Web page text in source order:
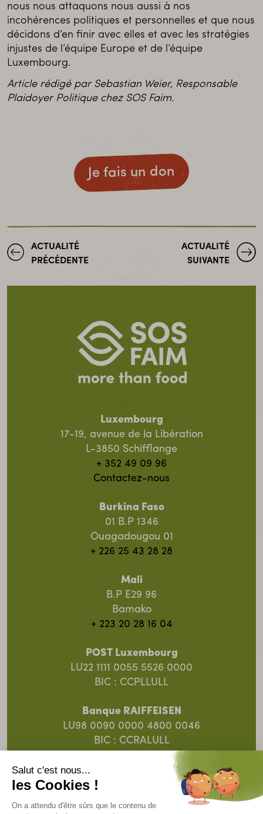
nous nous attaquons nous aussi à nos
incohérences politiques et personnelles et que nous
décidons d’en finir avec elles et avec les stratégies
injustes de l’équipe Europe et de l’équipe
Luxembourg.
Article rédigé par Sebastian Weier, Responsable
Plaidoyer Politique chez SOS Faim.
Je fais un don
ACTUALITÉ
PRÉCÉDENTE
ACTUALITÉ
SUIVANTE
Luxembourg
17-19, avenue de la Libération
L-3850 Schifflange
+ 352 49 09 96
Contactez-nous
Burkina Faso
01 B.P 1346
Ouagadougou 01
+ 226 25 43 28 28
Mali
B.P E29 96
Bamako
+ 223 20 28 16 04
POST Luxembourg
LU22 1111 0055 5526 0000
BIC : CCPLLULL
Banque RAIFFEISEN
LU98 0090 0000 4800 0046
BIC : CCRALULL
Banque Spuerkeess
LU91 0019 5055 8313 4000